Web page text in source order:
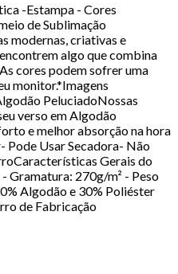
-Estampa - Cores
de Sublimação
modernas, criativas e
algo que combina
cores podem sofrer uma
monitor.*Imagens
PeluciadoNossas
verso em Algodão
e melhor absorção na hora
Pode Usar Secadora- Não
Gerais do
Gramatura: 270g/m² - Peso
Algodão e 30% Poliéster
de Fabricação